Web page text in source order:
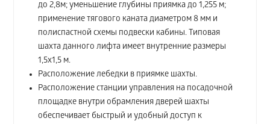
до 2,8м; уменьшение глубины приямка до 1,255 м;
применение тягового каната диаметром 8 мм и
полиспастной схемы подвески кабины. Типовая
шахта данного лифта имеет внутренние размеры
1,5х1,5 м.
Расположение лебедки в приямке шахты.
Расположение станции управления на посадочной
площадке внутри обрамления дверей шахты
обеспечивает быстрый и удобный доступ к